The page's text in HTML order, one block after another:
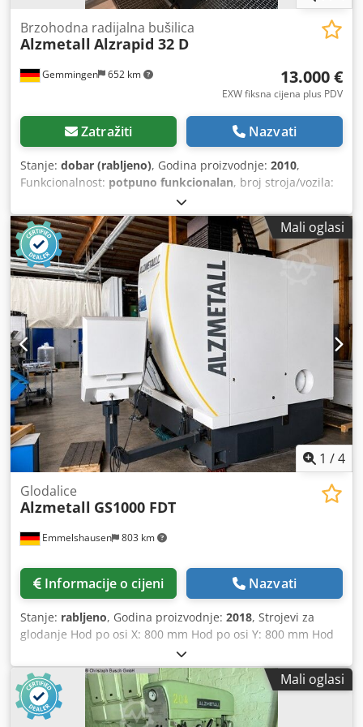
Gemmingen 652 km
Brzohodna radijalna bušilica
Alzmetall Alzrapid 32 D
13.000 €
EXW fiksna cijena plus PDV
Zatražiti Nazvati
Stanje: dobar (rabljeno), Godina proizvodnje: 2010,
Funkcionalnost: potpuno funkcionalan, broj stroja/vozila:
, kapacitet bušenja:
kg, Brza radijalna bušilica ALZRAPID 32 D u vrlo dobrom
stanju, iz redovite proizvodnje, uključujući digitalni zaslon
Heidenhain ND 1202 R RADIAL-DRILL. Stroj je redovito
servisiran i provjeravan. *BEZ PRIKAZANIH ALATA*
Površina za pričvršćivanje: cca 1200x830 mm Osnovna
ploča: cca 1200x830 mm Držač alata: MK 4, kratka osovina
Kapacitet bušenja u čeliku / lijevanom željezu: 30 / 32 mm
Brzine vretena: 12 stupnjeva od 102 do 2.000 o/min Hod
vretena (hod unutarnje osovine): 150 mm Dksdeztkupspfx
Af Ter Istrez: maks. 725 mm Težina: 2300 kg
Mali oglasi
1 /4
Emmelshausen 803 km
Glodalice
Alzmetall GS1000 FDT
Informacije o cijeni Nazvati
Stanje: rabljeno, Godina proizvodnje: 2018, Strojevi za
glodanje Hod po osi X: 800 mm Hod po osi Y: 800 mm Hod
po osi Z: 600 mm HSC stroj Broj osi: 5 Stroj za glodanje /
obradni centar Upravljanje: Siemens Držač vretena: HSK-
T63 Brzina vretena: 12000 o/min Raspon brzine do: 12000
o/min Maksimalna težina obratka: 1000 kg Izmjenjivač
alata: 126 pozicija Snaga pogona: 46 kW Moment: 200 Nm
Mali oglasi